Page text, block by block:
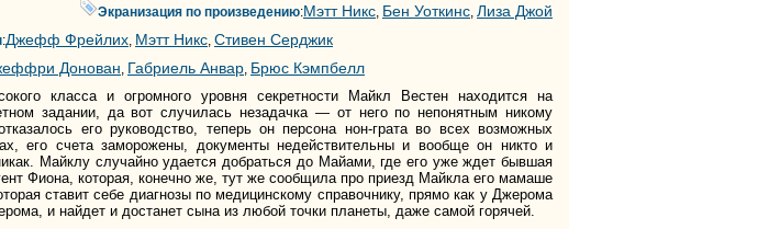
Экранизация по произведению:Мэтт Никс Бен Уоткинс Лиза Джой
:Джефф Фрейлих Мэтт Никс Стивен Серджик
Донован Габриель Анвар Брюс Кэмпбелл
класса и огромного уровня секретности Майкл Вестен находится на
задании, да вот случилась незадачка — от него по непонятным никому
его руководство, теперь он персона нон-грата во всех возможных
его счета заморожены, документы недействительны и вообще он никто и
Майклу случайно удается добраться до Майами, где его уже ждет бывшая
Фиона, которая, конечно же, тут же сообщила про приезд Майкла его мамаше
ставит себе диагнозы по медицинскому справочнику, прямо как у Джерома
и найдет и достанет сына из любой точки планеты, даже самой горячей.